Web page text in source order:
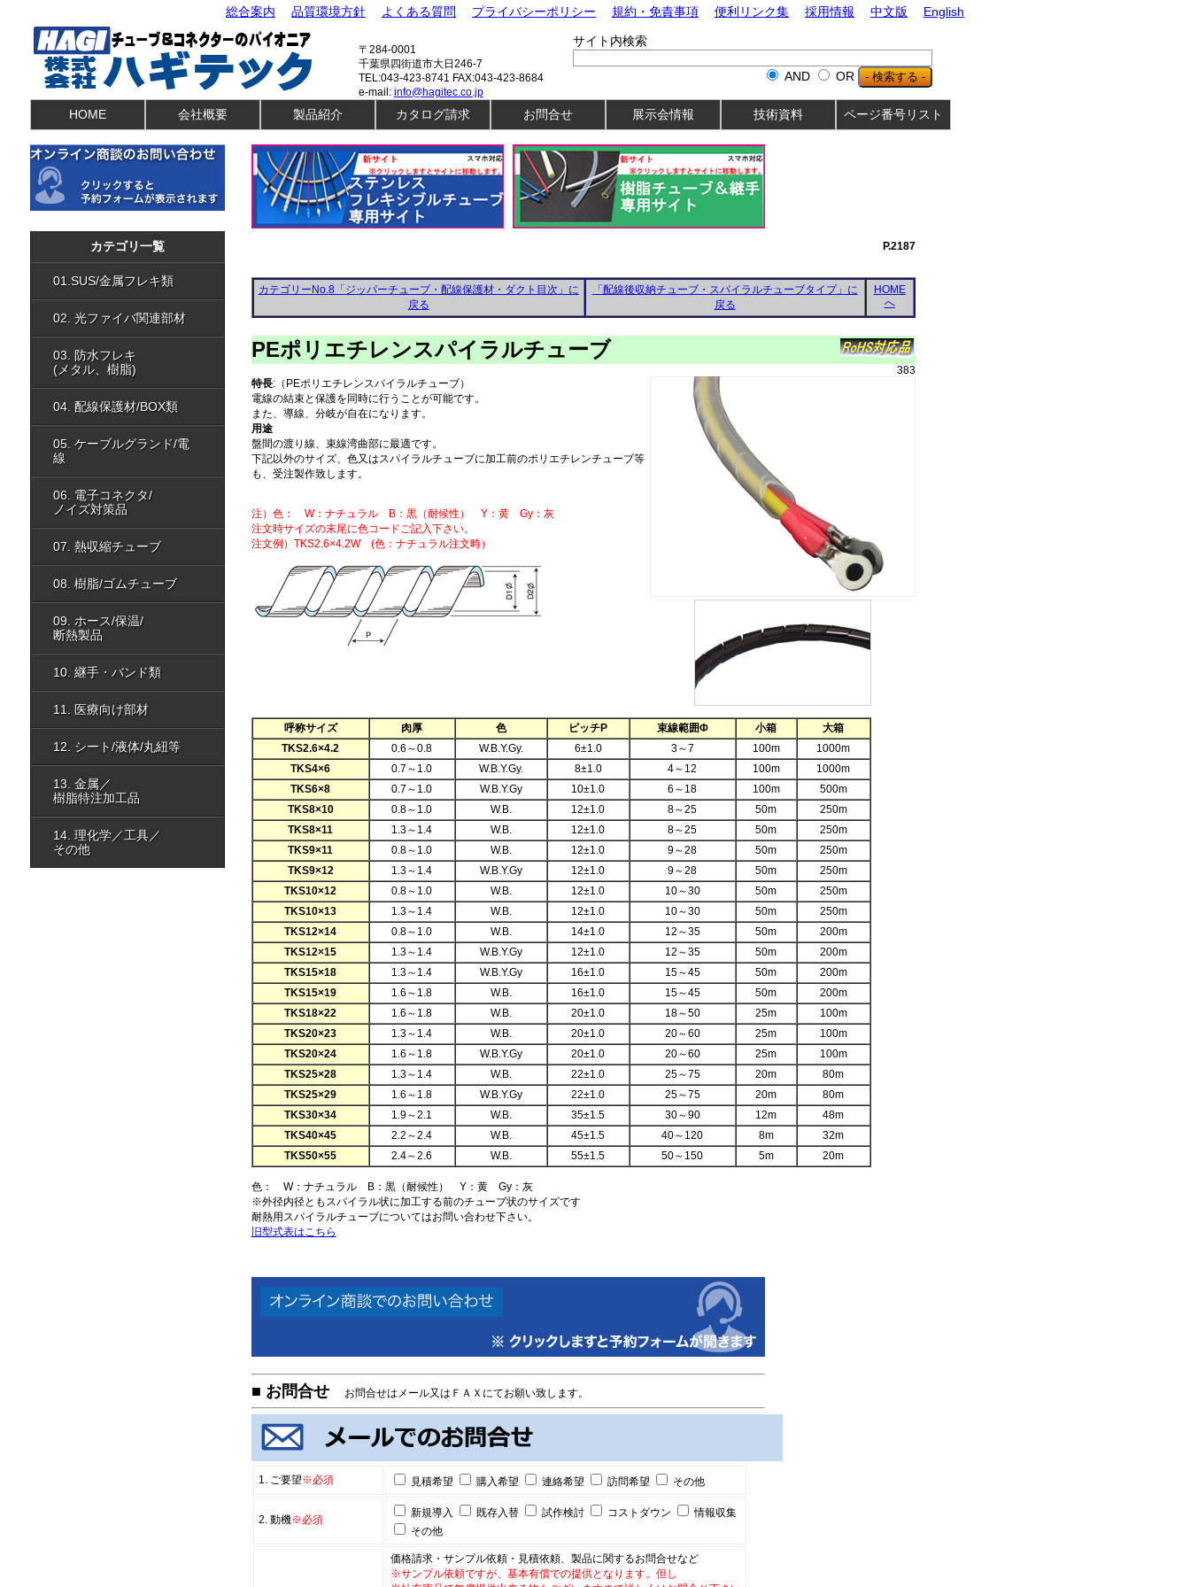
総合案内 品質環境方針 よくある質問 プライバシーポリシー 規約・免責事項 便利リンク集 採用情報 中文版 English
〒284-0001
千葉県四街道市大日246-7
TEL:043-423-8741 FAX:043-423-8684
e-mail: info@hagitec.co.jp
サイト内検索
AND OR
HOME 会社概要 製品紹介 カタログ請求 お問合せ 展示会情報 技術資料 ページ番号リスト
01.SUS・金属フレキ類
02.光ファイバ関連部材
02.光ファイバ保護チューブ
03.防水フレキ（樹脂）
04.配線保護チューブ
04.可動部保護部材
04.ケーブルアクセサリ
04.Box・端子台
05.ケーブルグランド
05.電線類
07.熱収縮チューブ
08.樹脂チューブ
08.ゴムチューブ
09.ホース類
09.高圧ホース関連
11.医療向け部材
12.シート・液体・丸紐等
13.金属・樹脂特注加工品
14.理化学機器
カテゴリ一覧
01.SUS/金属フレキ類
02. 光ファイバ関連部材
03. 防水フレキ
(メタル、樹脂)
04. 配線保護材/BOX類
05. ケーブルグランド/電
線
06. 電子コネクタ/
ノイズ対策品
07. 熱収縮チューブ
08. 樹脂/ゴムチューブ
09. ホース/保温/
断熱製品
10. 継手・バンド類
11. 医療向け部材
12. シート/液体/丸紐等
13. 金属／
樹脂特注加工品
14. 理化学／工具／
その他
P.2187
カテゴリーNo.8「ジッパーチューブ・配線保護材・ダクト目次」に
戻る
「配線後収納チューブ・スパイラルチューブタイプ」に
戻る
HOME
へ
PEポリエチレンスパイラルチューブ
383
特長:（PEポリエチレンスパイラルチューブ）
電線の結束と保護を同時に行うことが可能です。
また、導線、分岐が自在になります。
用途
盤間の渡り線、束線湾曲部に最適です。
下記以外のサイズ、色又はスパイラルチューブに加工前のポリエチレンチューブ等
も、受注製作致します。
注）色： W：ナチュラル B：黒（耐候性） Y：黄 Gy：灰
注文時サイズの末尾に色コードご記入下さい。
注文例）TKS2.6×4.2W (色：ナチュラル注文時）
呼称サイズ 肉厚 色 ピッチP 束線範囲Φ 小箱
大箱
TKS2.6×4.2
0.6～0.8 W.B.Y.Gy. 6±1.0 3～7 100m
1000m
TKS4×6
0.7～1.0 W.B.Y.Gy. 8±1.0 4～12 100m
1000m
TKS6×8
0.7～1.0 W.B.Y.Gy 10±1.0 6～18 100m
500m
TKS8×10
0.8～1.0 W.B. 12±1.0 8～25 50m
250m
TKS8×11
1.3～1.4 W.B. 12±1.0 8～25 50m
250m
TKS9×11
0.8～1.0 W.B. 12±1.0 9～28 50m
250m
TKS9×12
1.3～1.4 W.B.Y.Gy 12±1.0 9～28 50m
250m
TKS10×12
0.8～1.0 W.B. 12±1.0 10～30 50m
250m
TKS10×13
1.3～1.4 W.B. 12±1.0 10～30 50m
250m
TKS12×14
0.8～1.0 W.B. 14±1.0 12～35 50m
200m
TKS12×15
1.3～1.4 W.B.Y.Gy 12±1.0 12～35 50m
200m
TKS15×18
1.3～1.4 W.B.Y.Gy 16±1.0 15～45 50m
200m
TKS15×19
1.6～1.8 W.B. 16±1.0 15～45 50m
200m
TKS18×22
1.6～1.8 W.B. 20±1.0 18～50 25m
100m
TKS20×23
1.3～1.4 W.B. 20±1.0 20～60 25m
100m
TKS20×24
1.6～1.8 W.B.Y.Gy 20±1.0 20～60 25m
100m
TKS25×28
1.3～1.4 W.B. 22±1.0 25～75 20m
80m
TKS25×29
1.6～1.8 W.B.Y.Gy 22±1.0 25～75 20m
80m
TKS30×34
1.9～2.1 W.B. 35±1.5 30～90 12m
48m
TKS40×45
2.2～2.4 W.B. 45±1.5 40～120 8m
32m
TKS50×55
2.4～2.6 W.B. 55±1.5 50～150 5m 20m
色： W：ナチュラル B：黒（耐候性） Y：黄 Gy：灰
※外径内径ともスパイラル状に加工する前のチューブ状のサイズです
耐熱用スパイラルチューブについてはお問い合わせ下さい。
旧型式表はこちら
■ お問合せ お問合せはメール又はＦＡＸにてお願い致します。
1. ご要望※必須 見積希望 購入希望 連絡希望 訪問希望 その他
2. 動機※必須
新規導入 既存入替 試作検討 コストダウン
情報収集
その他
価格請求・サンプル依頼・見積依頼、製品に関するお問合せなど
※サンプル依頼ですが、基本有償での提供となります。但し